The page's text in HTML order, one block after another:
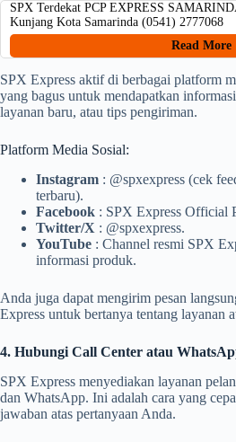
SPX Terdekat PCP EXPRESS
Kunjang Kota Samarinda (0541) 2777068
Read More
SPX Express aktif di berbagai platform
yang bagus untuk mendapatkan
layanan baru, atau tips pengiriman.
Platform Media Sosial:
Instagram : @spxexpress (cek
terbaru).
Facebook : SPX Express Official
Twitter/X : @spxexpress.
YouTube : Channel resmi SPX
informasi produk.
Anda juga dapat mengirim pesan
Express untuk bertanya tentang layanan
4. Hubungi Call Center atau
SPX Express menyediakan layanan
dan WhatsApp. Ini adalah cara yang
jawaban atas pertanyaan Anda.